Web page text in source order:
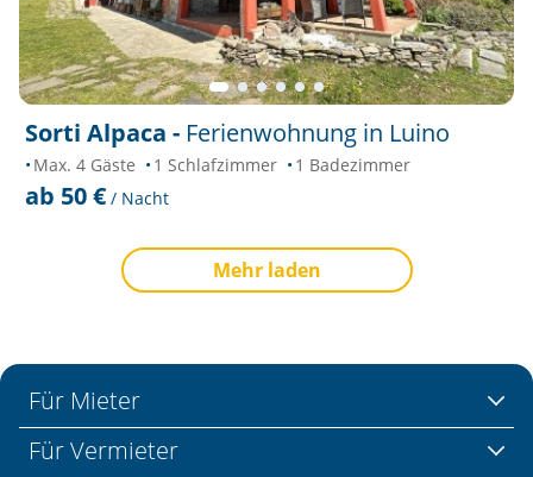
Sorti Alpaca - Ferienwohnung in Luino
Max. 4 Gäste 1 Schlafzimmer 1 Badezimmer
ab 50 € / Nacht
Mehr laden
Für Mieter
Für Vermieter